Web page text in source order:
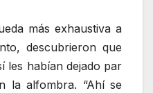
más exhaustiva a
descubrieron que
les habían dejado par
la alfombra. “Ahí se